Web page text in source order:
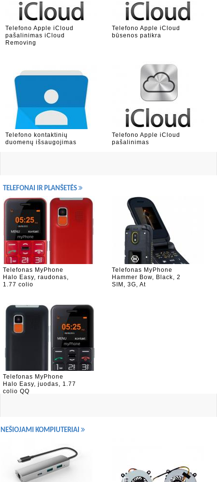
Telefono Apple iCloud
pašalinimas iCloud
Removing
Telefono Apple iCloud
būsenos patikra
Telefono kontaktinių
duomenų išsaugojimas
Telefono Apple iCloud
pašalinimas
TELEFONAI IR PLANŠETĖS
Telefonas MyPhone
Halo Easy, raudonas,
1.77 colio
Telefonas MyPhone
Hammer Bow, Black, 2
SIM, 3G, At
Telefonas MyPhone
Halo Easy, juodas, 1.77
colio QQ
NEŠIOJAMI KOMPIUTERIAI